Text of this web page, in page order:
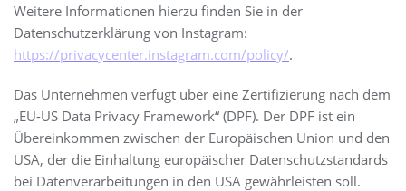
Weitere Informationen hierzu finden Sie in der
Datenschutzerklärung von Instagram:
https://privacycenter.instagram.com/policy/.
Das Unternehmen verfügt über eine Zertifizierung nach dem
„EU-US Data Privacy Framework“ (DPF). Der DPF ist ein
Übereinkommen zwischen der Europäischen Union und den
USA, der die Einhaltung europäischer Datenschutzstandards
bei Datenverarbeitungen in den USA gewährleisten soll.